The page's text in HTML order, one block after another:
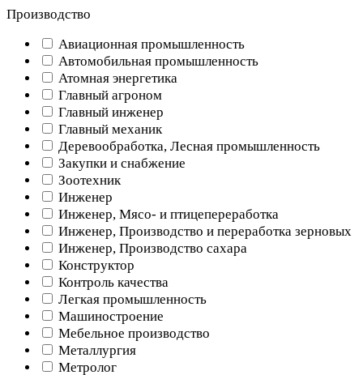
Производство
Авиационная промышленность
Автомобильная промышленность
Атомная энергетика
Главный агроном
Главный инженер
Главный механик
Деревообработка, Лесная промышленность
Закупки и снабжение
Зоотехник
Инженер
Инженер, Мясо- и птицепереработка
Инженер, Производство и переработка зерновых
Инженер, Производство сахара
Конструктор
Контроль качества
Легкая промышленность
Машиностроение
Мебельное производство
Металлургия
Метролог